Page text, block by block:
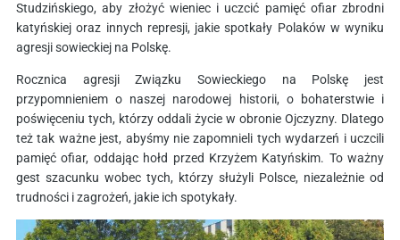
Studzińskiego, aby złożyć wieniec i uczcić pamięć ofiar zbrodni
katyńskiej oraz innych represji, jakie spotkały Polaków w wyniku
agresji sowieckiej na Polskę.
Rocznica agresji Związku Sowieckiego na Polskę jest
przypomnieniem o naszej narodowej historii, o bohaterstwie i
poświęceniu tych, którzy oddali życie w obronie Ojczyzny. Dlatego
też tak ważne jest, abyśmy nie zapomnieli tych wydarzeń i uczcili
pamięć ofiar, oddając hołd przed Krzyżem Katyńskim. To ważny
gest szacunku wobec tych, którzy służyli Polsce, niezależnie od
trudności i zagrożeń, jakie ich spotykały.